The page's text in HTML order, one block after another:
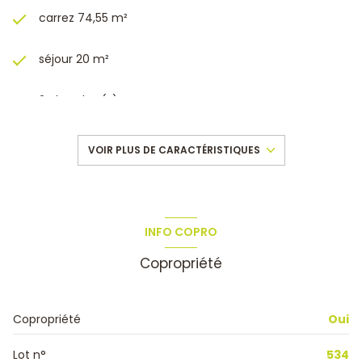
carrez 74,55 m²
séjour 20 m²
2 chambre(s)
1 salle(s) d'eau
cuisine séparée (équipée)
Chauffage collectif : radiateur (gaz de ville)
exposition Sud
VOIR PLUS DE CARACTÉRISTIQUES
INFO COPRO
Copropriété
Copropriété Oui
Lot n° 534